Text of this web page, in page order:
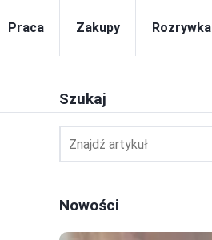
Praca Zakupy Rozrywka
Szukaj
Nowości